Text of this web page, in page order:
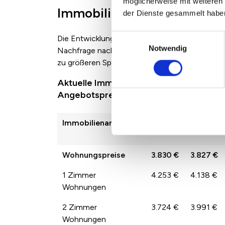
der Dienste gesammelt
Einwilligungsauswahl
Notwendig
Immobilienpreise in
Die Entwicklung der Immobilienpreise
Nachfrage nach den jeweiligen
zu größeren Sprüngen der Preise von Jahr zu
Aktuelle Immobilienpreise in
Angebotspreisen
Immobilienart
Wohnungspreise 3.830 € 3.827 €
1 Zimmer
Wohnungen
4.253 € 4.138 €
2 Zimmer
Wohnungen
3.724 € 3.991 €